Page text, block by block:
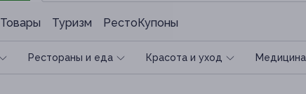
Товары Туризм РестоКупоны
Рестораны и еда Красота и уход Медицина